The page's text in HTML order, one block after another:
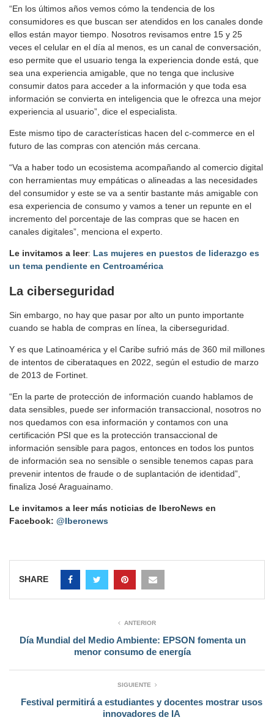
“En los últimos años vemos cómo la tendencia de los
consumidores es que buscan ser atendidos en los canales donde
ellos están mayor tiempo. Nosotros revisamos entre 15 y 25
veces el celular en el día al menos, es un canal de conversación,
eso permite que el usuario tenga la experiencia donde está, que
sea una experiencia amigable, que no tenga que inclusive
consumir datos para acceder a la información y que toda esa
información se convierta en inteligencia que le ofrezca una mejor
experiencia al usuario”, dice el especialista.
Este mismo tipo de características hacen del c-commerce en el
futuro de las compras con atención más cercana.
“Va a haber todo un ecosistema acompañando al comercio digital
con herramientas muy empáticas o alineadas a las necesidades
del consumidor y este se va a sentir bastante más amigable con
esa experiencia de consumo y vamos a tener un repunte en el
incremento del porcentaje de las compras que se hacen en
canales digitales”, menciona el experto.
Le invitamos a leer: Las mujeres en puestos de liderazgo es
un tema pendiente en Centroamérica
La ciberseguridad
Sin embargo, no hay que pasar por alto un punto importante
cuando se habla de compras en línea, la ciberseguridad.
Y es que Latinoamérica y el Caribe sufrió más de 360 mil millones
de intentos de ciberataques en 2022, según el estudio de marzo
de 2013 de Fortinet.
“En la parte de protección de información cuando hablamos de
data sensibles, puede ser información transaccional, nosotros no
nos quedamos con esa información y contamos con una
certificación PSI que es la protección transaccional de
información sensible para pagos, entonces en todos los puntos
de información sea no sensible o sensible tenemos capas para
prevenir intentos de fraude o de suplantación de identidad”,
finaliza José Araguainamo.
Le invitamos a leer más noticias de IberoNews en
Facebook: @Iberonews
SHARE
ANTERIOR
Día Mundial del Medio Ambiente: EPSON fomenta un
menor consumo de energía
SIGUIENTE
Festival permitirá a estudiantes y docentes mostrar usos
innovadores de IA